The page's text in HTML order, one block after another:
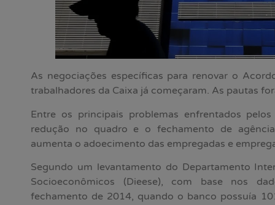
As negociações específicas para renovar o
trabalhadores da Caixa já começaram. As pautas
Entre os principais problemas enfrentados
redução no quadro e o fechamento de
aumenta o adoecimento das empregadas e
Segundo um levantamento do Departamento
Socioeconômicos (Dieese), com base nos
fechamento de 2014, quando o banco possuía